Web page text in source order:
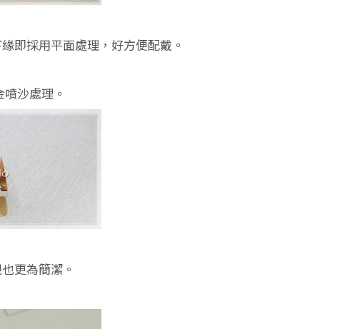
即採用平面處理，好方便配戴。
沙處理。
更為簡潔。